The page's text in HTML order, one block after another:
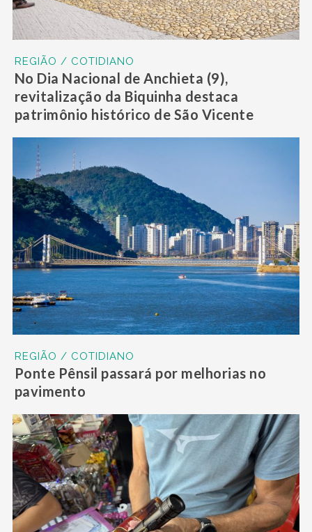
REGIÃO / COTIDIANO
No Dia Nacional de Anchieta (9),
revitalização da Biquinha destaca
patrimônio histórico de São Vicente
REGIÃO / COTIDIANO
Ponte Pênsil passará por melhorias no
pavimento